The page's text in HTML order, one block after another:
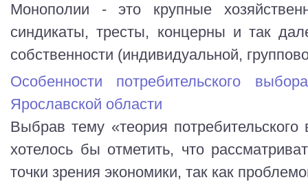
Монополии - это крупные
синдикаты, тресты, концерны и так
собственности (индивидуальной,
Особенности потребительского
Ярославской области
Выбрав тему «теория
хотелось бы отметить, что
точки зрения экономики, так как